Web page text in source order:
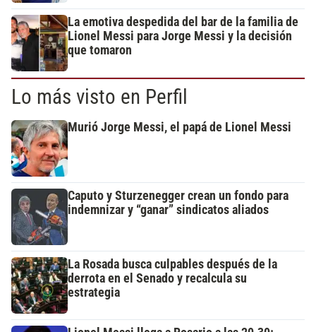
La emotiva despedida del bar de la familia de
Lionel Messi para Jorge Messi y la decisión
que tomaron
Lo más visto en Perfil
Murió Jorge Messi, el papá de Lionel Messi
Caputo y Sturzenegger crean un fondo para
indemnizar y “ganar” sindicatos aliados
La Rosada busca culpables después de la
derrota en el Senado y recalcula su
estrategia